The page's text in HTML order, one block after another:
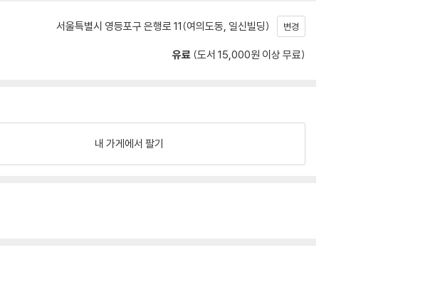
서울특별시 영등포구 은행로 11(여의도동, 일신빌딩) 변경
유료 (도서 15,000원 이상 무료)
내 가게에서 팔기